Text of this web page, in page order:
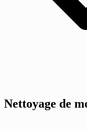
Nettoyage de